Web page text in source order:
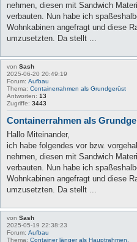
nehmen, diesen mit Sandwich
verbauten. Nun habe ich
Wohnkabinen angefragt und diese
umzusetzten. Da stellt ...
von Sash
2025-06-20 20:49:19
Forum: Aufbau
Thema: Containerrahmen als Grundgerüst
Antworten: 13
Zugriffe: 3443
Containerrahmen als
Hallo Miteinander,
ich habe folgendes vor bzw.
nehmen, diesen mit Sandwich
verbauten. Nun habe ich
Wohnkabinen angefragt und diese
umzusetzten. Da stellt ...
von Sash
2025-05-19 22:38:23
Forum: Aufbau
Thema: Container länger als Hauptrahmen.